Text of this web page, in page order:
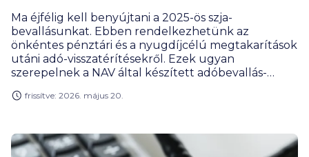
Ma éjfélig kell benyújtani a 2025-ös szja-
bevallásunkat. Ebben rendelkezhetünk az
önkéntes pénztári és a nyugdíjcélú megtakarítások
utáni adó-visszatérítésekről. Ezek ugyan
szerepelnek a NAV által készített adóbevallás-
van, amikor nekünk is van tennivalónk azért, hogy
tudnivalókat.
frissítve: 2026. május 20.